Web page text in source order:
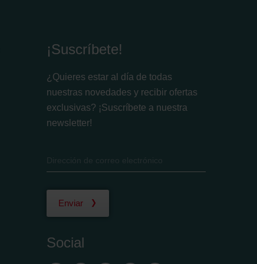
¡Suscríbete!
¿Quieres estar al día de todas
nuestras novedades y recibir ofertas
exclusivas? ¡Suscríbete a nuestra
newsletter!
Enviar
Social